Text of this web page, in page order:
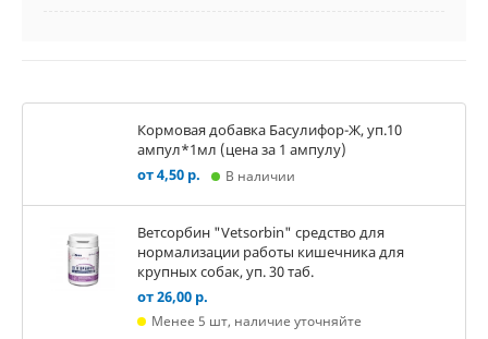
Кормовая добавка Басулифор-Ж, уп.10
ампул*1мл (цена за 1 ампулу)
от 4,50 р.
В наличии
Ветсорбин "Vetsorbin" средство для
нормализации работы кишечника для
крупных собак, уп. 30 таб.
от 26,00 р.
Менее 5 шт, наличие уточняйте